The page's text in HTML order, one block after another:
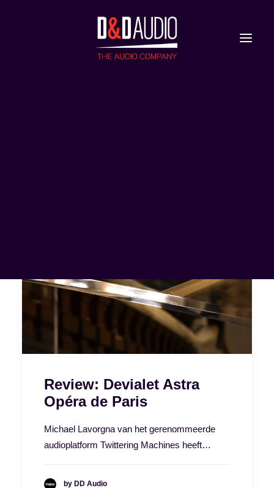
Review: Devialet Astra
Opéra de Paris
Michael Lavorgna van het gerenommeerde
audioplatform Twittering Machines heeft…
by DD Audio